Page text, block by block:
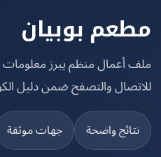
بوبيان
منظم يبرز معلومات
والتصفح ضمن دليل الكويت.
واضحة جهات موثقة